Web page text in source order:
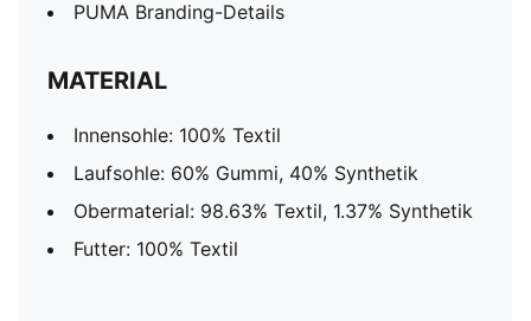
PUMA Branding-Details
MATERIAL
Innensohle: 100% Textil
Laufsohle: 60% Gummi, 40% Synthetik
Obermaterial: 98.63% Textil, 1.37% Synthetik
Futter: 100% Textil